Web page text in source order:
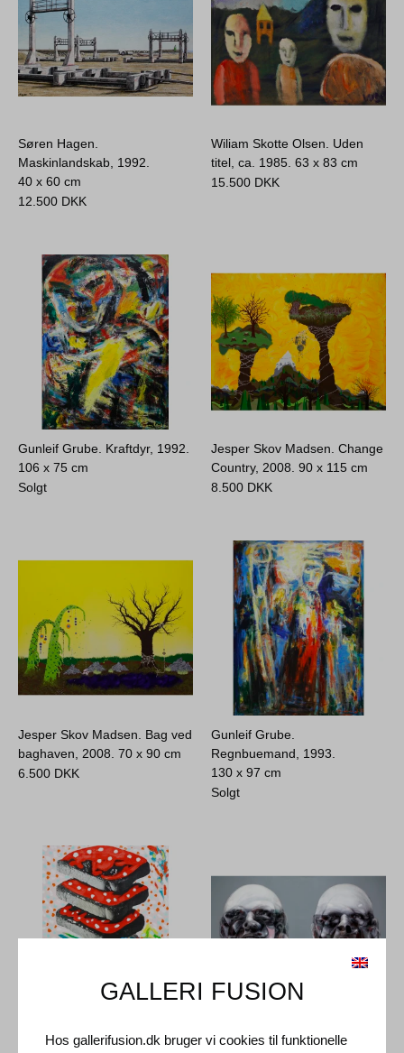
Søren Hagen.
Maskinlandskab, 1992.
40 x 60 cm
12.500 DKK
Wiliam Skotte Olsen. Uden
titel, ca. 1985.63 x 83 cm
15.500 DKK
Gunleif Grube. Kraftdyr, 1992.
106 x 75 cm
Solgt
Jesper Skov Madsen. Change
Country, 2008.90 x 115 cm
8.500 DKK
Jesper Skov Madsen. Bag ved
baghaven, 2008.70 x 90 cm
6.500 DKK
Gunleif Grube.
Regnbuemand, 1993.
130 x 97 cm
Solgt
Jørgen Nash. Brødet og
John Reuss. Contemplation,
GALLERI FUSION
Hos gallerifusion.dk bruger vi cookies til funktionelle